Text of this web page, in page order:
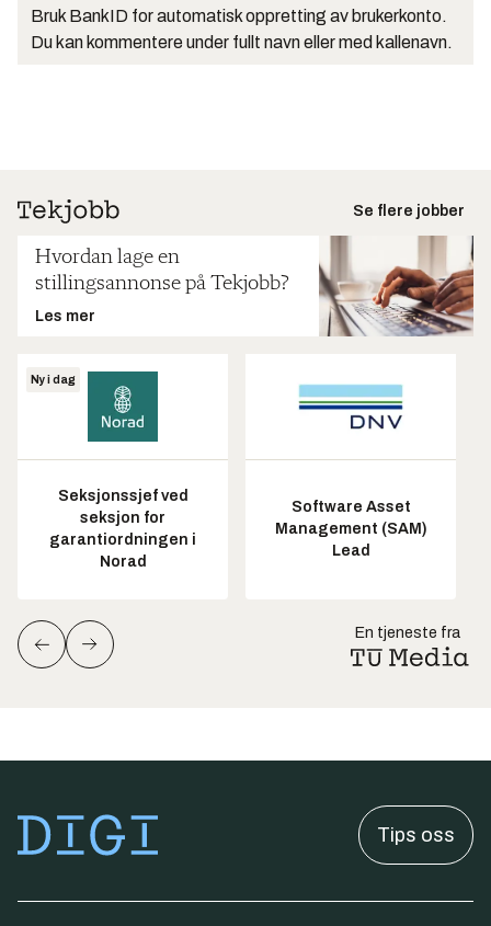
Bruk BankID for automatisk oppretting av brukerkonto.
Du kan kommentere under fullt navn eller med kallenavn.
Se flere jobber
Hvordan lage en
stillingsannonse på Tekjobb?
Les mer
Ny i dag
Seksjonssjef ved
seksjon for
garantiordningen i
Norad
Software Asset
Management (SAM)
Lead
En tjeneste fra
Tips oss